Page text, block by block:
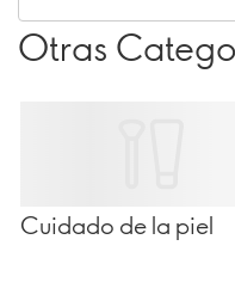
Otras
Cuidado de la piel